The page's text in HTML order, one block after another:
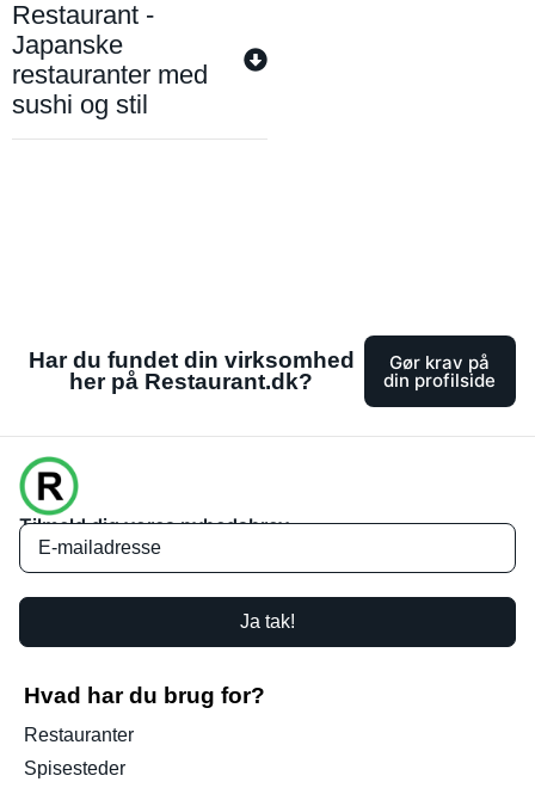
Restaurant -
Japanske
restauranter med
sushi og stil
Har du fundet din virksomhed
her på Restaurant.dk?
Gør krav på
din profilside
Tilmeld dig vores nyhedsbrev
Ja tak!
Hvad har du brug for?
Restauranter
Spisesteder